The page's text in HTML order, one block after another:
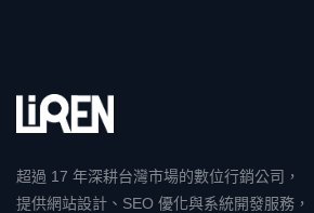
超過 17 年深耕台灣市場的數位行銷公司，
提供網站設計、SEO 優化與系統開發服務，